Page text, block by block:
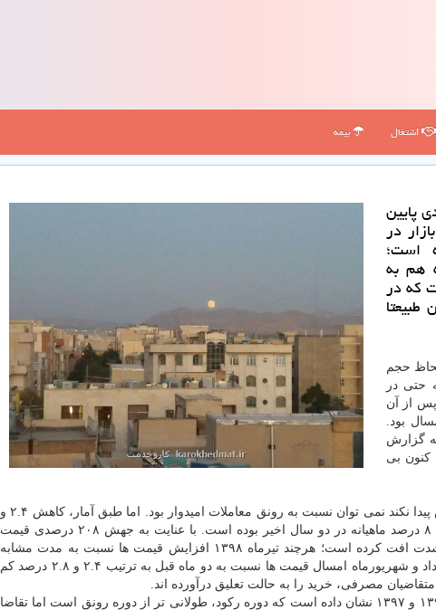
اشتغال بیمه
پایین
در
شده است؛
هم به
كه در
نقل از ایسنا، شهریورماه ۱۳۹۸ به لحاظ حجم
حتی در
و پس از آن
حجم معاملات ۴.۶ برابر امسال بود.
گزارش
این بخش توسط بانك مركزی در سال ۱۳۹۲ تا كنون بی
كارشناسان می گویند تا زمانی كه قیمت های پیشنهادی كاهش پیدا نكند نمی توان نسبت به رونق معاملات امیدوار بود. اما طبق آمار، كاهش ۲.۴ و
۲.۸ درصدی قیمت در دو ماه گذشته بسیار كمتر از رشد ۷ تا ۸ درصد ماهیانه در دو سال اخیر بوده است. با عنایت به جهش ۲۰۸ درصدی قیمت
نسبت به چهار سال قبل، توان خرید متقاضیان مصرفی به شدت افت كرده است؛ هرچند تیرماه ۱۳۹۸ افزایش قیمت ها نسبت به مدت مشابه
چهار سال پیش از آن عدد ۲۴۵ درصد را نشان می داد. اما مرداد و شهریورماه امسال قیمت ها نسبت به دو ماه قبل به ترتیب ۲.۴ و ۲.۸ درصد كم
مصرفی، خرید را به حالت تعلیق درآورده اند.
تجربه سیكل های رونق مسكن در سال های ۱۳۶۸، ۱۳۸۶، ۱۳۹۱ و ۱۳۹۷ نشان داده است كه دوره ركود، طولانی تر از دوره رونق است اما تقاضا